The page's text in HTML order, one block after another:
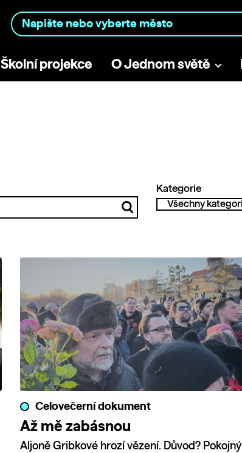
Školní projekce O Jednom světě
Kategorie
Celovečerní dokument
Až mě zabásnou
Aljoně Gribkové hrozí vězení. Důvod? Pokojný